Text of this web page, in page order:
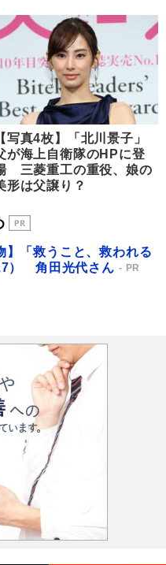
【写真4枚】「北川景子」
が海上自衛隊のHPに登
三菱重工の重役、娘の
形は父譲り？
】「救うこと、救われる
） 角田光代さん
PR